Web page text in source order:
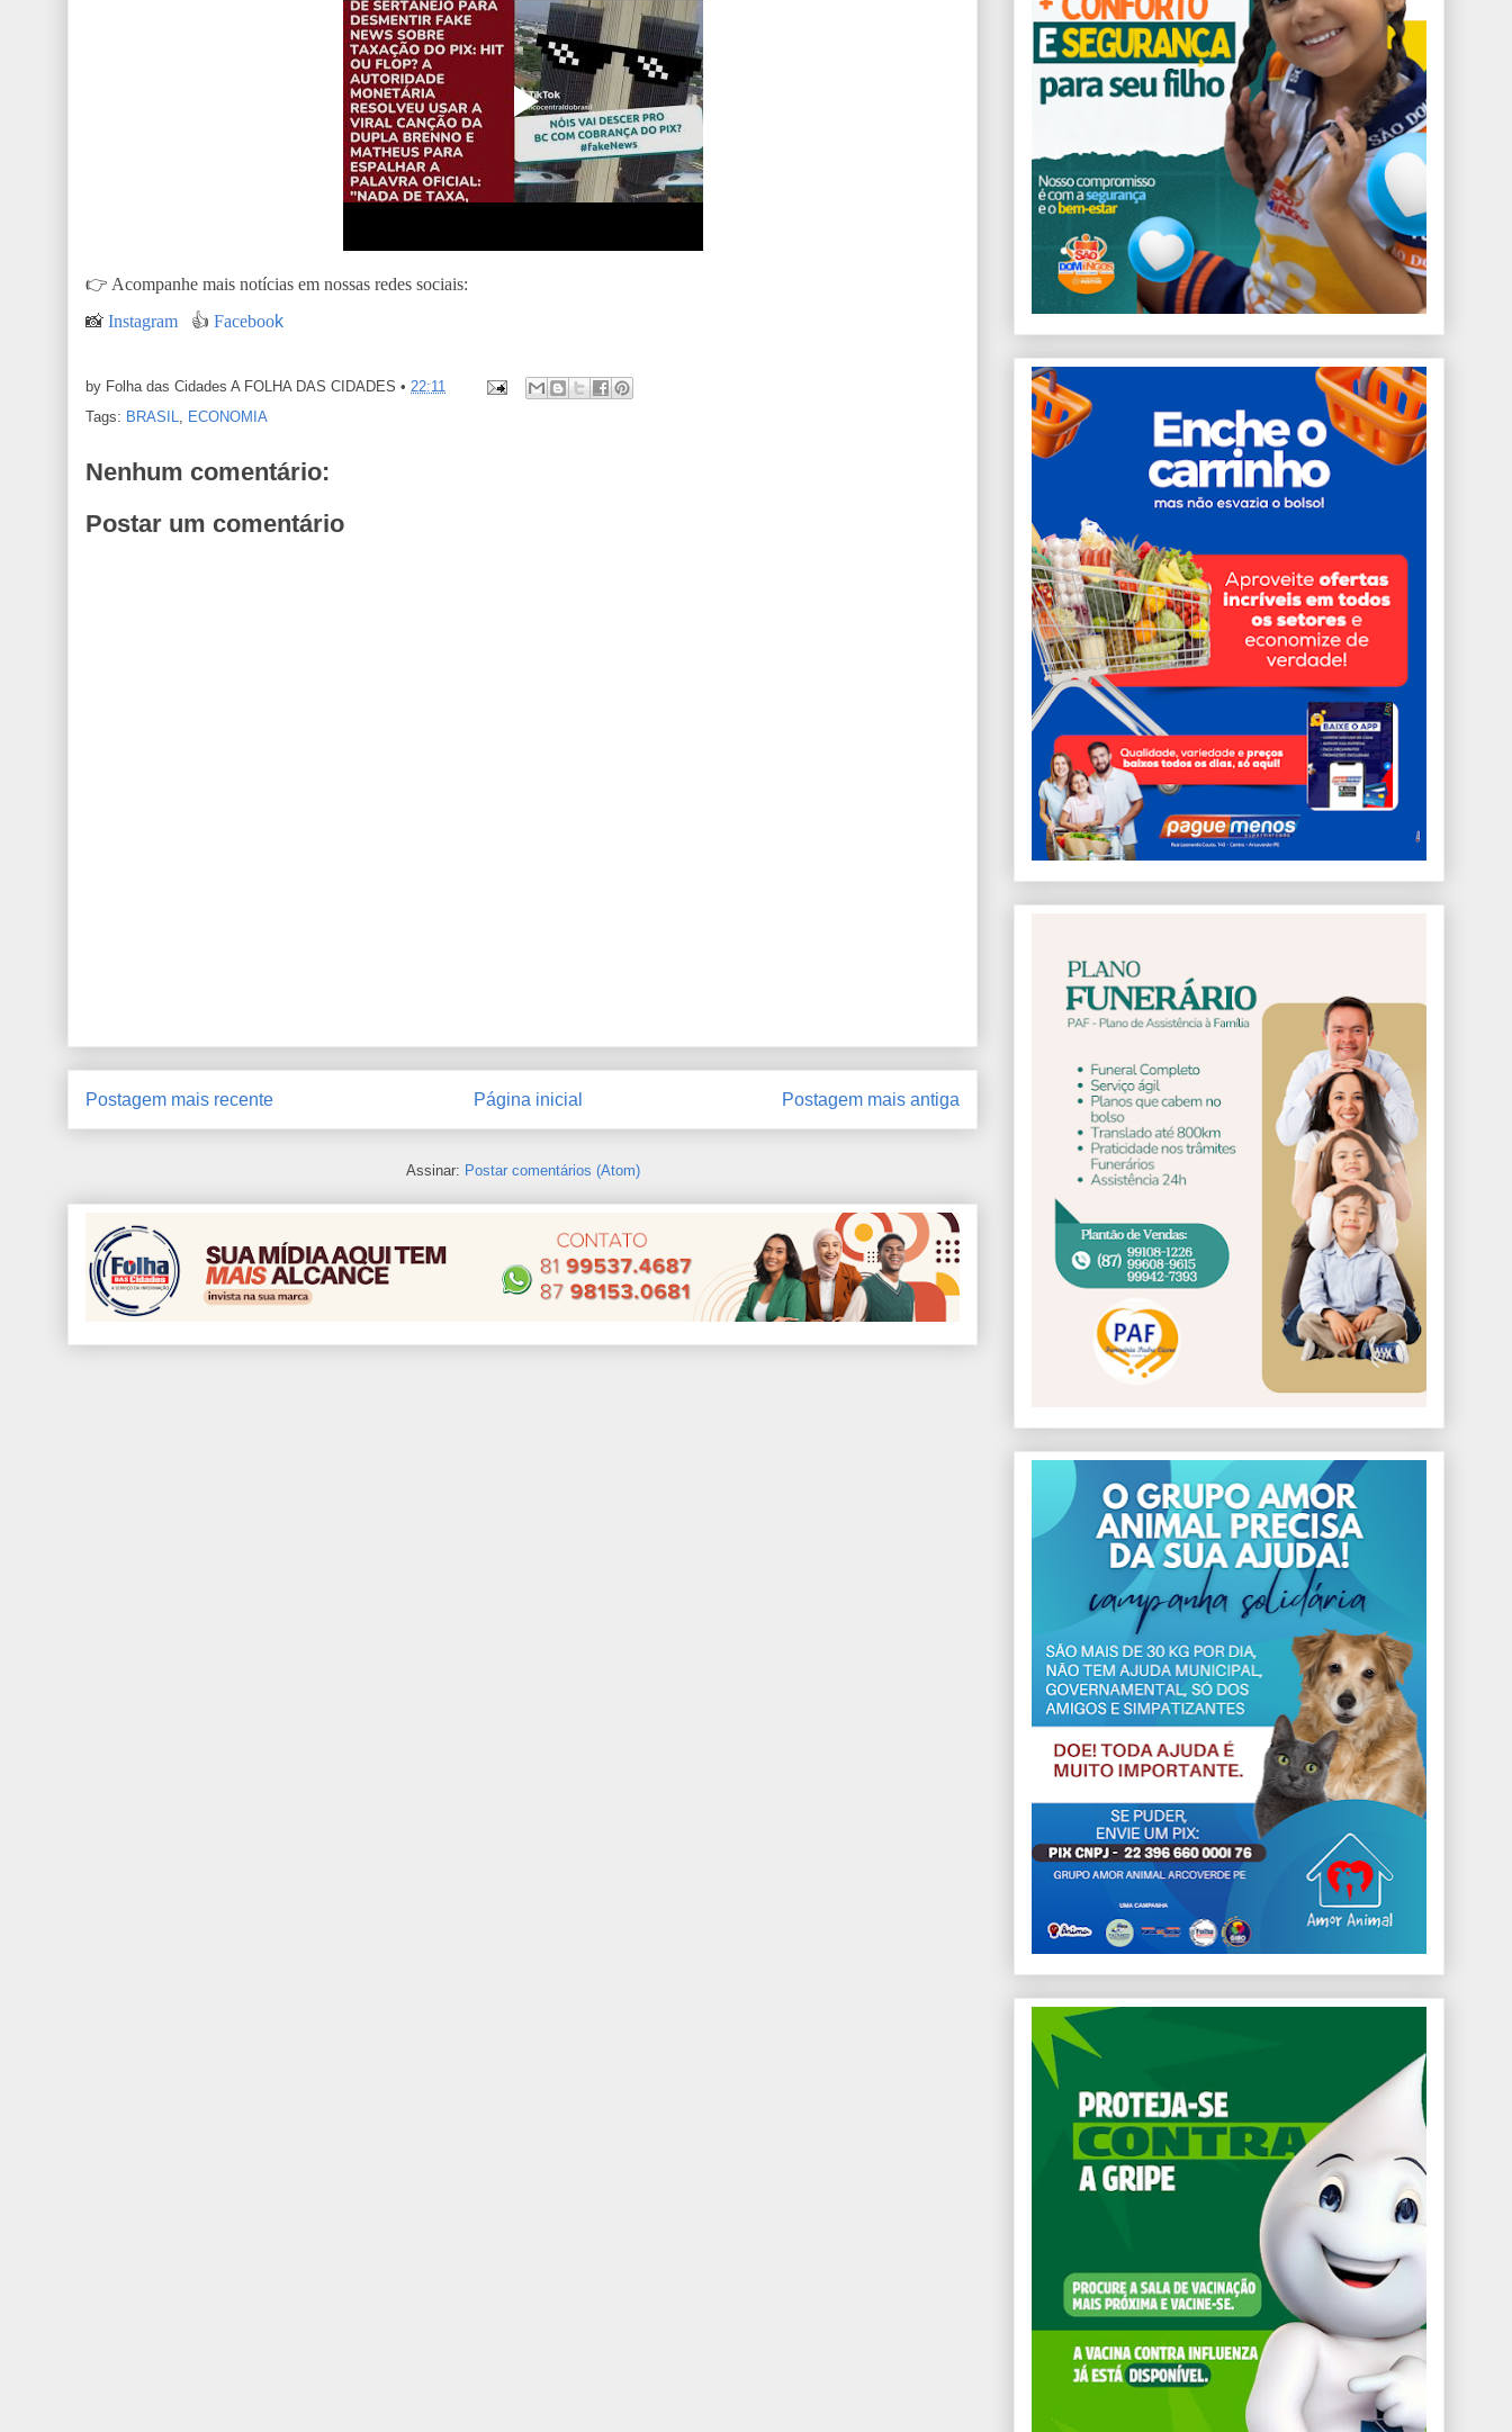
👉 Acompanhe mais notícias em nossas redes sociais:
📸 Instagram 👍 Facebook
by Folha das Cidades A FOLHA DAS CIDADES • 22:11
Tags: BRASIL, ECONOMIA
Nenhum comentário:
Postar um comentário
Postagem mais recente Postagem mais antiga
Página inicial
Assinar: Postar comentários (Atom)